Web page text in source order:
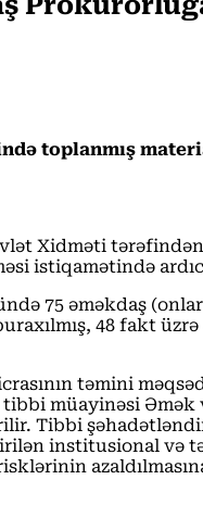
toplanmış
Xidməti
istiqamətində
75 əməkdaş
48 fakt üzrə
təmini
tibbi müayinəsi
Tibbi
institusional və